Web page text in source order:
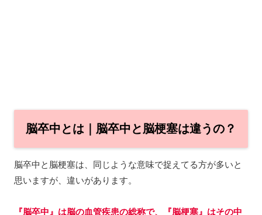
脳卒中とは｜脳卒中と脳梗塞は違うの？
脳卒中と脳梗塞は、同じような意味で捉えてる方が多いと
思いますが、違いがあります。
『脳卒中』は脳の血管疾患の総称で、『脳梗塞』はその中